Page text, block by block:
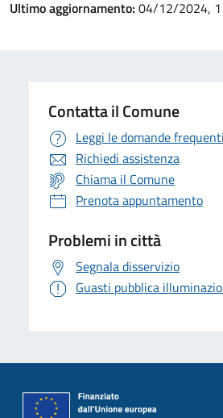
Ultimo aggiornamento: 04/12/2024,
Contatta il Comune
Leggi le domande frequenti
Richiedi assistenza
Chiama il Comune
Prenota appuntamento
Problemi in città
Segnala disservizio
Guasti pubblica